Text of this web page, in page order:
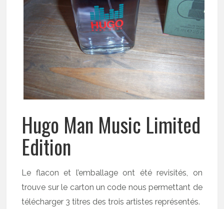
Hugo Man Music Limited
Edition
Le flacon et l’emballage ont été revisités, on
trouve sur le carton un code nous permettant de
télécharger 3 titres des trois artistes représentés.